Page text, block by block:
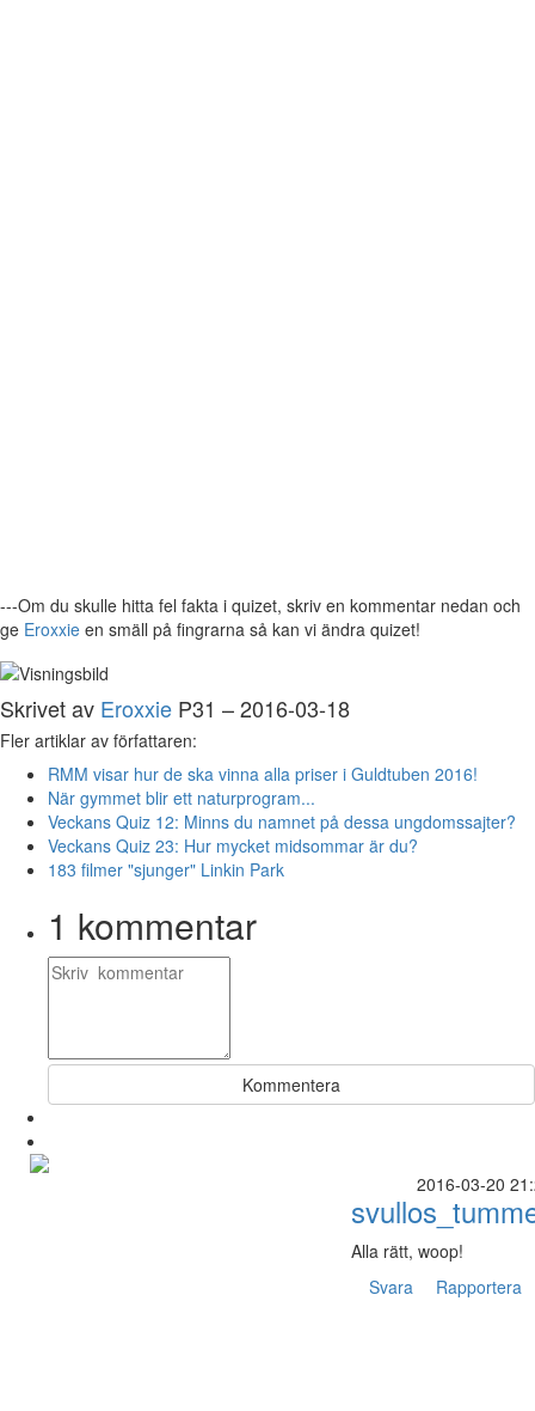
---Om du skulle hitta fel fakta i quizet, skriv en kommentar nedan och
ge Eroxxie en smäll på fingrarna så kan vi ändra quizet!
Skrivet av Eroxxie P31 – 2016-03-18
Fler artiklar av författaren:
RMM visar hur de ska vinna alla priser i Guldtuben 2016!
När gymmet blir ett naturprogram...
Veckans Quiz 12: Minns du namnet på dessa ungdomssajter?
Veckans Quiz 23: Hur mycket midsommar är du?
183 filmer "sjunger" Linkin Park
1 kommentar
Kommentera
2016-03-20
Alla rätt, woop!
Svara
Rapportera